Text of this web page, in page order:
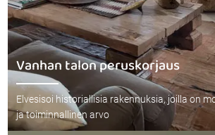
Vanhan talon peruskorjaus
Elvesisoi historiallisia rakennuksia, joilla on
ja toiminnallinen arvo